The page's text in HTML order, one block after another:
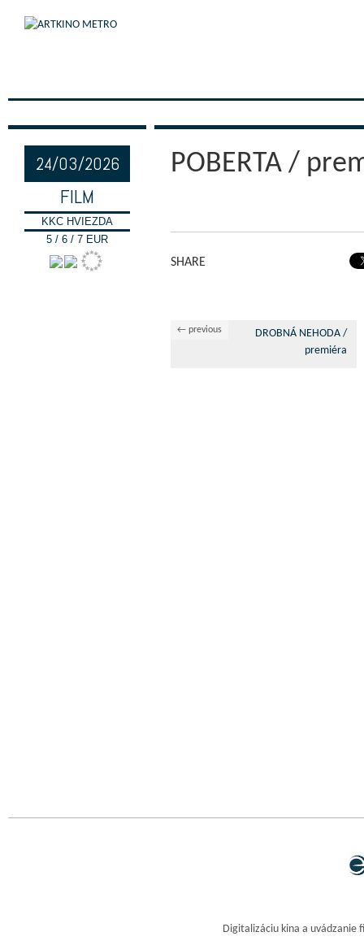
24/03/2026
FILM
KKC HVIEZDA
5 / 6 / 7 EUR
POBERTA /
SHARE
← previous
DROBNÁ NEHODA /
premiéra
Digitalizáciu kina a uvádzanie